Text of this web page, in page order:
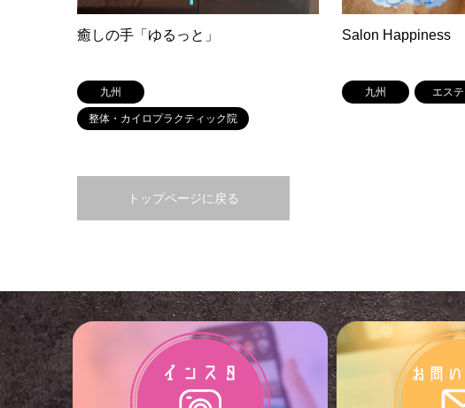
癒しの手「ゆるっと」
九州
整体・カイロプラクティック院
Salon Happiness
九州 エステ
トップページに戻る